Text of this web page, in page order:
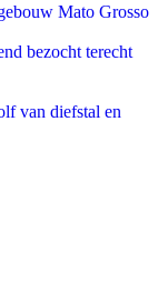
Mato Grosso
bezocht terecht
van diefstal en